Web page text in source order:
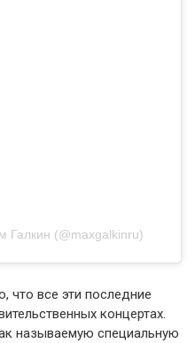
Галкин (@maxgalkinru)
что все эти последние
концертах.
называемую специальную